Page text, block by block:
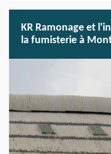
KR Ramonage et
la fumisterie à